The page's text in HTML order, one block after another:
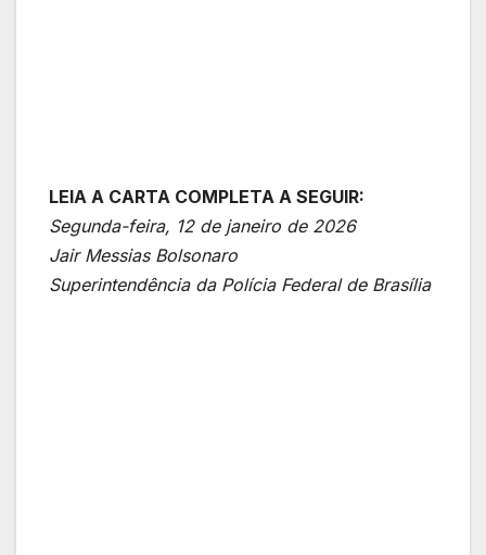
LEIA A CARTA COMPLETA A SEGUIR:
Segunda-feira, 12 de janeiro de 2026
Jair Messias Bolsonaro
Superintendência da Polícia Federal de Brasília